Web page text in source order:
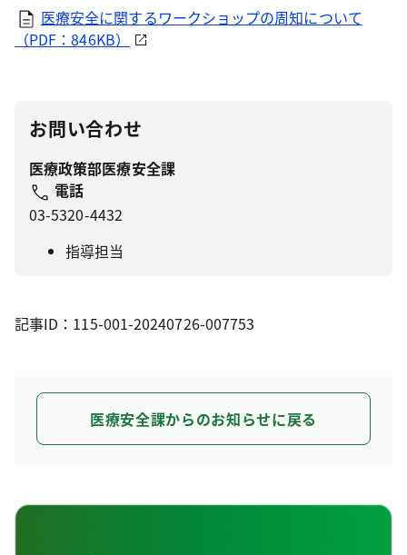
医療安全に関するワークショップの周知について
（PDF：846KB）
お問い合わせ
医療政策部医療安全課
電話
03-5320-4432
指導担当
記事ID：115-001-20240726-007753
医療安全課からのお知らせに戻る